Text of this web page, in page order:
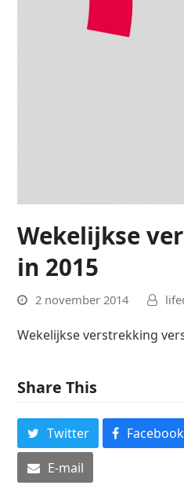
Wekelijkse
in 2015
2 november 2014
Wekelijkse verstrekking
Share This
Twitter Facebook
E-mail